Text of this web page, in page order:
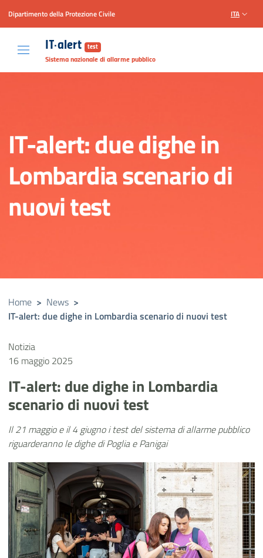
Vai al contenuto principale
Raggiungi il piè di pagina
Dipartimento della Protezione Civile ITA
IT-alert test
Sistema nazionale di allarme pubblico
IT-alert: due dighe in
Lombardia scenario di
nuovi test
Home > News >
IT-alert: due dighe in Lombardia scenario di nuovi test
Notizia
16 maggio 2025
IT-alert: due dighe in Lombardia
scenario di nuovi test
Il 21 maggio e il 4 giugno i test del sistema di allarme pubblico
riguarderanno le dighe di Poglia e Panigai